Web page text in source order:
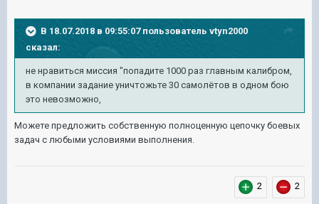
В 18.07.2018 в 09:55:07 пользователь vtyn2000
сказал:
не нравиться миссия "попадите 1000 раз главным калибром,
в компании задание уничтожьте 30 самолётов в одном бою
это невозможно,
Можете предложить собственную полноценную цепочку боевых
задач с любыми условиями выполнения.
2 2